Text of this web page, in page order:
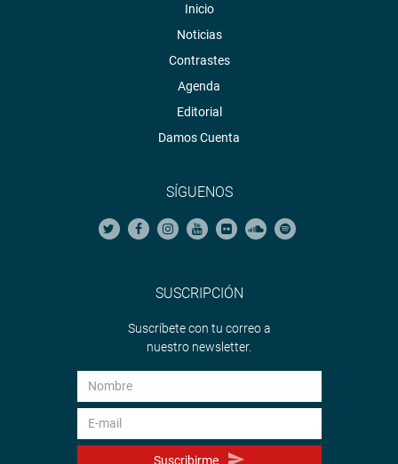
Inicio
Noticias
Contrastes
Agenda
Editorial
Damos Cuenta
SÍGUENOS
SUSCRIPCIÓN
Suscríbete con tu correo a
nuestro newsletter.
Suscribirme